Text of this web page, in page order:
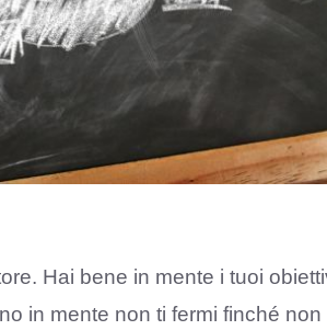
Hai bene in mente i tuoi
in mente non ti fermi finché non